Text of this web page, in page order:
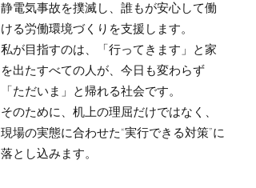
静電気事故を撲滅し、誰もが安心して働
ける労働環境づくりを支援します。
私が目指すのは、「行ってきます」と家
を出たすべての人が、今日も変わらず
「ただいま」と帰れる社会です。
そのために、机上の理屈だけではなく、
現場の実態に合わせた“実行できる対策”に
落とし込みます。